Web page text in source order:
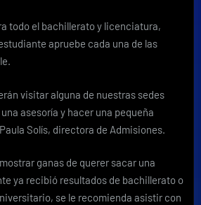
todo el bachillerato y licenciatura,
apruebe cada una de las
visitar alguna de nuestras sedes
asesoría y hacer una pequeña
Solís, directora de Admisiones.
ganas de querer sacar una
ya recibió resultados de bachillerato o
se le recomienda asistir con